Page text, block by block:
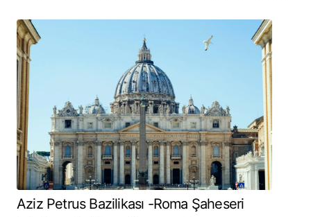
Aziz Petrus Bazilikası -Roma Şaheseri